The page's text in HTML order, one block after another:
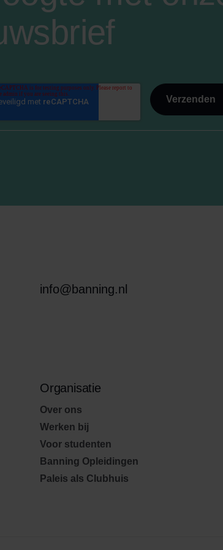
info@banning.nl
Organisatie
Over ons
Werken bij
Voor studenten
Banning Opleidingen
Paleis als Clubhuis